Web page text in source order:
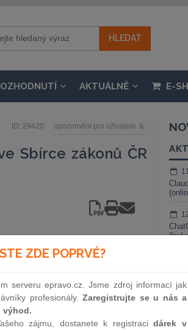
AKTUÁLNĚ E-
ID: 29420 upozornění pro uživatele
Sbírce zákonů ČR
ustanovení zákona o pojišťovacích
živé
ZDE POPRVÉ?
serveru epravo.cz. Jsme zdroj informací jak
profesionály.Zaregistrujte se u nás a
výhod.
zájmu, dostanete k registracidárek v